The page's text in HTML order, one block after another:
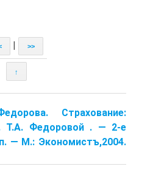
>>
↑
Страхование:
Т.А. Федоровой . — 2-е
— М.: Экономистъ,2004.